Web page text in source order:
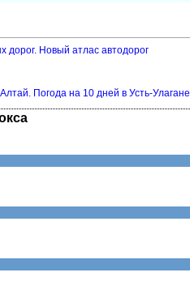
дорог. Новый атлас автодоро
Погода на 10 дней в Усть-Улагане